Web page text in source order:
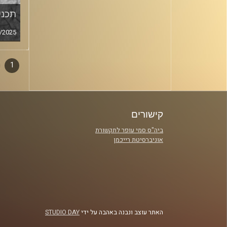
סגירה
1
קישורים
ביה"ס סמי עופר לתקשורת
אוניברסיטת רייכמן
האתר עוצב ונבנה באהבה על ידיSTUDIO DAY